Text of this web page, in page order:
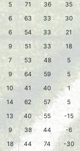
5 71 36
35
6 63 33
30
6 54 33
21
9 51 33
18
7 53 48
5
9 64 59
5
10 41 40
1
14 62 57
5
13 40 55
-15
9 38 44
-6
18 44 74 -30